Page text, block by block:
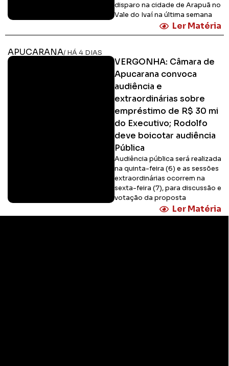
disparo na cidade de Arapuã no
Vale do Ivaí na última semana
Ler Matéria
APUCARANA/ HÁ 4 DIAS
VERGONHA: Câmara de
Apucarana convoca
audiência e
extraordinárias sobre
empréstimo de R$ 30 mi
do Executivo; Rodolfo
deve boicotar audiência
Pública
Audiência pública será realizada
na quinta-feira (6) e as sessões
extraordinárias ocorrem na
sexta-feira (7), para discussão e
votação da proposta
Ler Matéria